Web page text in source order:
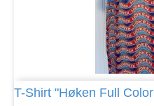
T-Shirt "Høken Full Color